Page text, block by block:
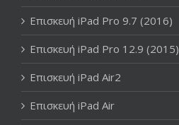
Επισκευή iPad Pro 9.7 (2016)
Επισκευή iPad Pro 12.9 (2015)
Επισκευή iPad Air2
Επισκευή iPad Air